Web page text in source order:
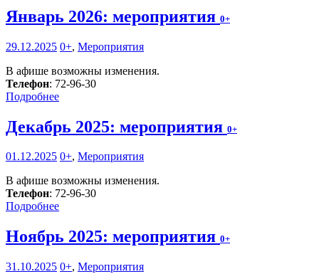
Январь 2026: мероприятия 0+
29.12.2025 0+, Мероприятия
В афише возможны изменения.
Телефон: 72-96-30
Подробнее
Декабрь 2025: мероприятия 0+
01.12.2025 0+, Мероприятия
В афише возможны изменения.
Телефон: 72-96-30
Подробнее
Ноябрь 2025: мероприятия 0+
31.10.2025 0+, Мероприятия